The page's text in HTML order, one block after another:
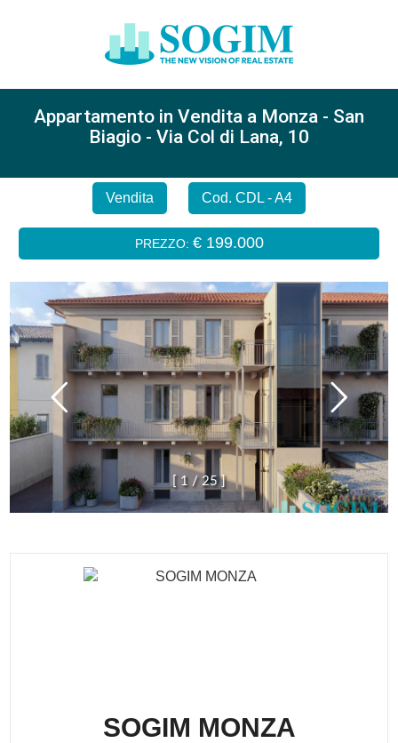
Appartamento in Vendita a Monza - San
Biagio - Via Col di Lana, 10
Vendita Cod. CDL - A4
PREZZO: € 199.000
1 / 25 ]
SOGIM MONZA